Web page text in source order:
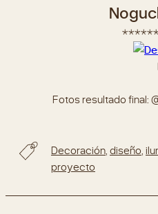
Fotos resultado final:
Decoración,diseño,
proyecto